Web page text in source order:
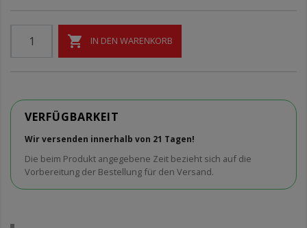
 IN DEN WARENKORB
VERFÜGBARKEIT
Wir versenden innerhalb von 21 Tagen!
Die beim Produkt angegebene Zeit bezieht sich auf die
Vorbereitung der Bestellung für den Versand.